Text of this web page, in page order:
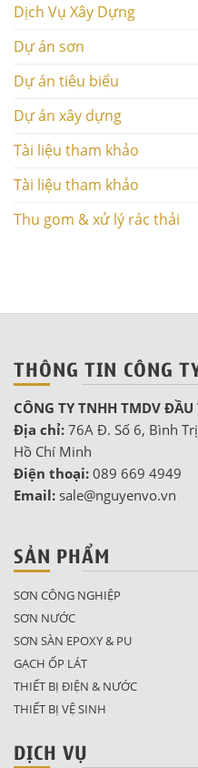
Dịch Vụ Xây Dựng
Dự án sơn
Dự án tiêu biểu
Dự án xây dựng
Tài liệu tham khảo
Tài liệu tham khảo
Thu gom & xử lý rác thải
THÔNG TIN CÔNG
CÔNG TY TNHH TMDV ĐẦU
Địa chỉ: 76A Đ. Số 6, Bình
Hồ Chí Minh
Điện thoại: 089 669 4949
Email: sale@nguyenvo.vn
SẢN PHẨM
SƠN CÔNG NGHIỆP
SƠN NƯỚC
SƠN SÀN EPOXY & PU
GẠCH ỐP LÁT
THIẾT BỊ ĐIỆN & NƯỚC
THIẾT BỊ VỆ SINH
DỊCH VỤ